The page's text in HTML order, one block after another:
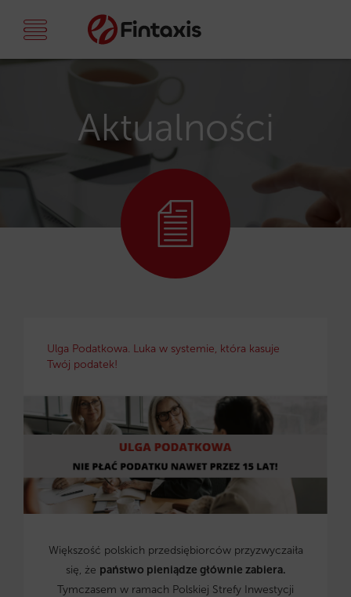
Aktualności
Ulga Podatkowa. Luka w systemie, która kasuje
Twój podatek!
Większość polskich przedsiębiorców przyzwyczaiła
się, że państwo pieniądze głównie zabiera.
Tymczasem w ramach Polskiej Strefy Inwestycji